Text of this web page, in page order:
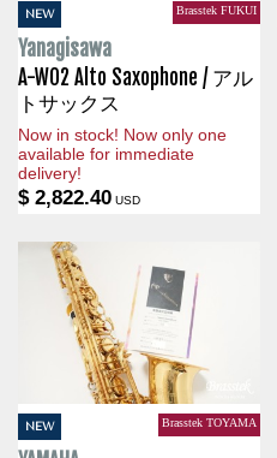
NEW Brasstek FUKUI
Yanagisawa
A-WO2 Alto Saxophone / アル
トサックス
Now in stock! Now only one
available for immediate
delivery!
$ 2,822.40 USD
NEW Brasstek TOYAMA